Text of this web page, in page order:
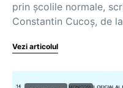
prin școlile normale,
Constantin Cucoș, de
Vezi articolul